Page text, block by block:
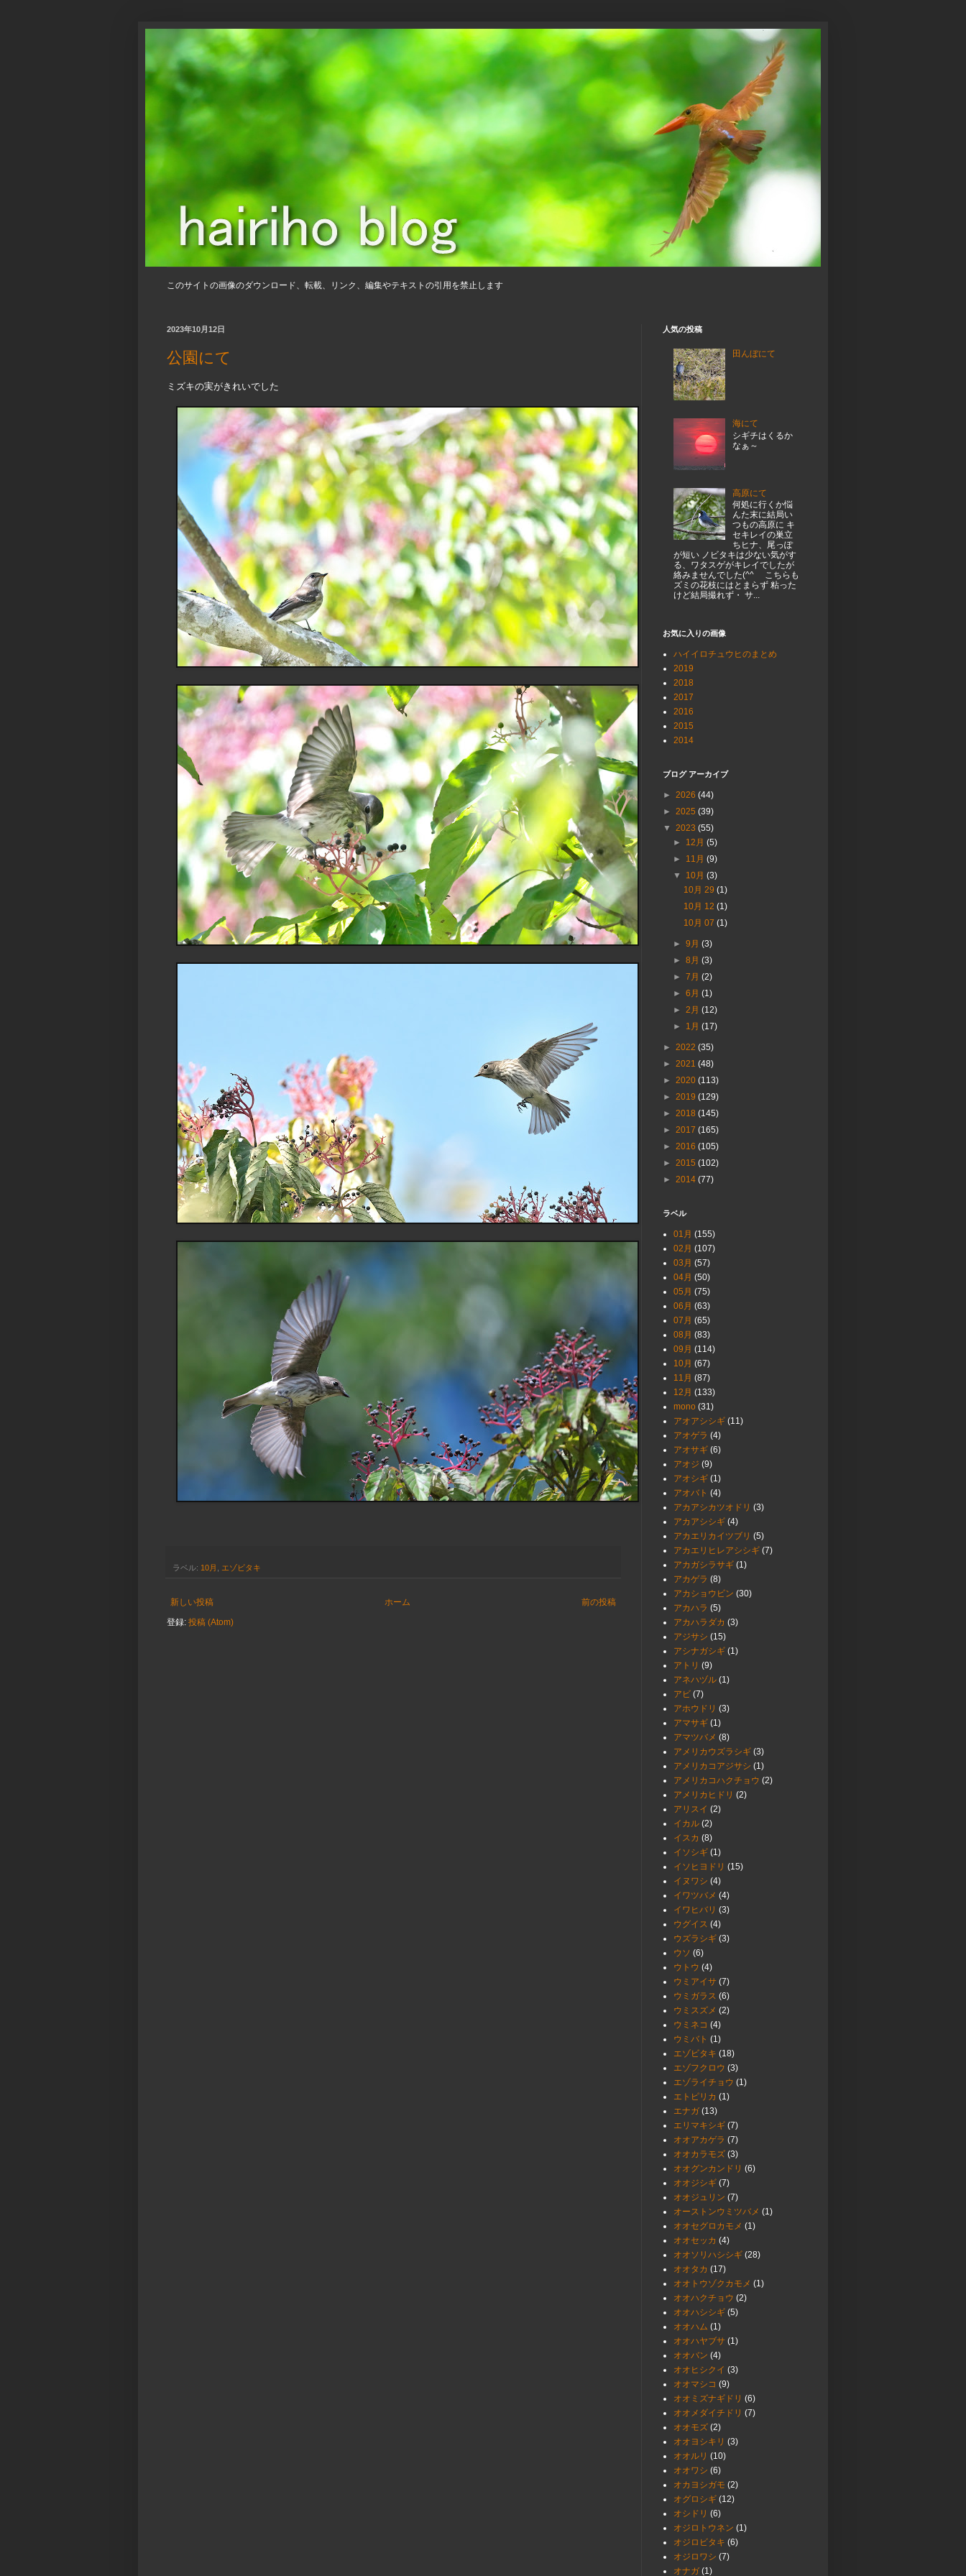
このサイトの画像のダウンロード、転載、リンク、編集やテキストの引用を禁止します
2023年10月12日
公園にて
ミズキの実がきれいでした
ラベル: 10月 エゾビタキ
新しい投稿 前の投稿
ホーム
登録: 投稿 (Atom)
人気の投稿
田んぼにて
海にて
シギチはくるか
なぁ～
高原にて
何処に行くか悩
んた末に結局い
つもの高原に キ
セキレイの巣立
ちヒナ、尾っぽ
が短い ノビタキは少ない気がす
る、ワタスゲがキレイでしたが
絡みませんでした(^^ゞ こちらも
ズミの花枝にはとまらず 粘った
けど結局撮れず・ サ...
お気に入りの画像
ハイイロチュウヒのまとめ
2019
2018
2017
2016
2015
2014
ブログ アーカイブ
► 2026 (44)
► 2025 (39)
▼ 2023 (55)
► 12月(5)
► 11月(9)
▼ 10月(3)
10月 29 (1)
10月 12 (1)
10月 07 (1)
►9月(3)
►8月(3)
►7月(2)
►6月(1)
► 2月(12)
► 1月(17)
► 2022 (35)
► 2021 (48)
► 2020 (113)
► 2019 (129)
► 2018 (145)
► 2017 (165)
► 2016 (105)
► 2015 (102)
► 2014 (77)
ラベル
01月 (155)
02月 (107)
03月 (57)
04月 (50)
05月 (75)
06月 (63)
07月 (65)
08月 (83)
09月 (114)
10月 (67)
11月 (87)
12月 (133)
mono (31)
アオアシシギ (11)
アオゲラ (4)
アオサギ (6)
アオジ (9)
アオシギ (1)
アオバト (4)
アカアシカツオドリ (3)
アカアシシギ (4)
アカエリカイツブリ (5)
アカエリヒレアシシギ (7)
アカガシラサギ (1)
アカゲラ (8)
アカショウビン (30)
アカハラ (5)
アカハラダカ (3)
アジサシ (15)
アシナガシギ (1)
アトリ (9)
アネハヅル (1)
アビ (7)
アホウドリ (3)
アマサギ (1)
アマツバメ (8)
アメリカウズラシギ (3)
アメリカコアジサシ (1)
アメリカコハクチョウ (2)
アメリカヒドリ (2)
アリスイ (2)
イカル (2)
イスカ (8)
イソシギ (1)
イソヒヨドリ (15)
イヌワシ (4)
イワツバメ (4)
イワヒバリ (3)
ウグイス (4)
ウズラシギ (3)
ウソ (6)
ウトウ (4)
ウミアイサ (7)
ウミガラス (6)
ウミスズメ (2)
ウミネコ (4)
ウミバト (1)
エゾビタキ (18)
エゾフクロウ (3)
エゾライチョウ (1)
エトピリカ (1)
エナガ (13)
エリマキシギ (7)
オオアカゲラ (7)
オオカラモズ (3)
オオグンカンドリ (6)
オオジシギ (7)
オオジュリン (7)
オーストンウミツバメ (1)
オオセグロカモメ (1)
オオセッカ (4)
オオソリハシシギ (28)
オオタカ (17)
オオトウゾクカモメ (1)
オオハクチョウ (2)
オオハシシギ (5)
オオハム (1)
オオハヤブサ (1)
オオバン (4)
オオヒシクイ (3)
オオマシコ (9)
オオミズナギドリ (6)
オオメダイチドリ (7)
オオモズ (2)
オオヨシキリ (3)
オオルリ (10)
オオワシ (6)
オカヨシガモ (2)
オグロシギ (12)
オシドリ (6)
オジロトウネン (1)
オジロビタキ (6)
オジロワシ (7)
オナガ (1)